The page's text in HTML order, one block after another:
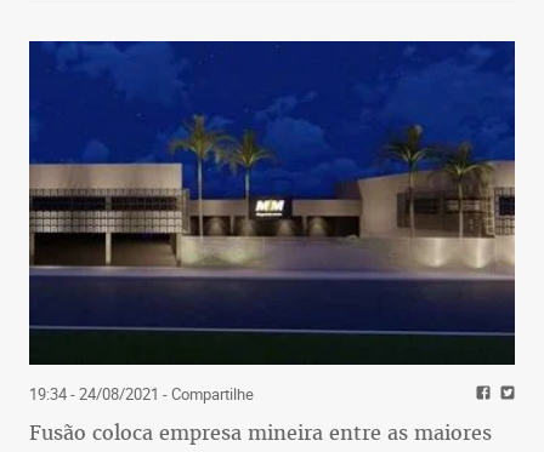
19:34 - 24/08/2021 - Compartilhe
Fusão coloca empresa mineira entre as maiores